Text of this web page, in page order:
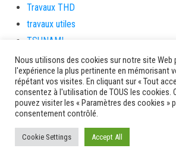
Travaux THD
travaux utiles
TSUNAMI
TZCLD
uncategorized
Venir en Martinique
Video
Vie Municipale
Nous utilisons des cookies sur notre site Web
l'expérience la plus pertinente en mémorisant
répétant vos visites. En cliquant sur « Tout
consentez à l'utilisation de TOUS les cookies.
pouvez visiter les « Paramètres des cookies »
consentement contrôlé.
Cookie Settings Accept All